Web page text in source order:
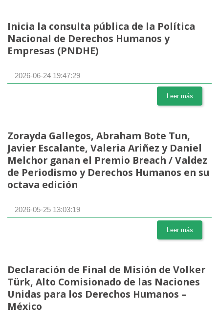
Inicia la consulta pública de la Política
Nacional de Derechos Humanos y
Empresas (PNDHE)
2026-06-24 19:47:29
Leer más
Zorayda Gallegos, Abraham Bote Tun,
Javier Escalante, Valeria Ariñez y Daniel
Melchor ganan el Premio Breach / Valdez
de Periodismo y Derechos Humanos en su
octava edición
2026-05-25 13:03:19
Leer más
Declaración de Final de Misión de Volker
Türk, Alto Comisionado de las Naciones
Unidas para los Derechos Humanos –
México